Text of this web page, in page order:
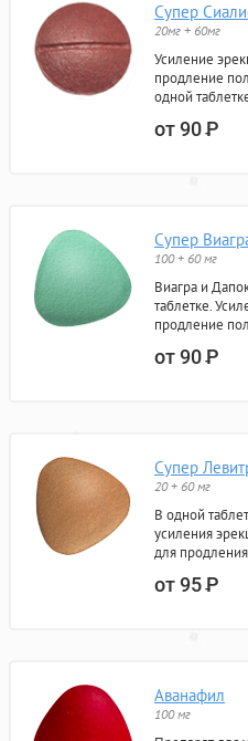
Супер
20мг + 60мг
Усиление
продление
одной
от 90Р
Супер
100 + 60 мг
Виагра и
таблетке.
продление
от 90Р
Супер
20 + 60 мг
В одной
усиления
для
от 95Р
Аванафил
100 мг